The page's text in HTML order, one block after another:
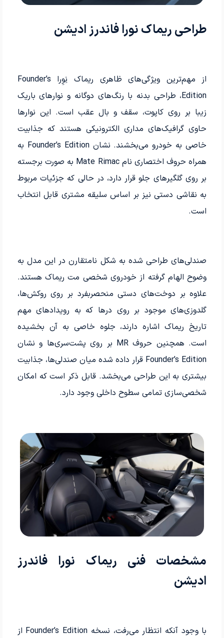
طراحی ریماک نورا فاندرز ادیشن
از مهم‌ترین ویژگی‌های ظاهری ریماک نِوِرا Founder’s
Edition، طراحی بدنه با رنگ‌های دوگانه و نوارهای باریک
زیبا بر روی کاپوت، سقف و بال عقب است. این نوارها
حاوی گرافیک‌های مداری الکترونیکی هستند که جذابیت
خاصی به خودرو می‌بخشند. نشان Founder’s Edition به
همراه حروف اختصاری نام Mate Rimac به صورت برجسته
بر روی گلگیرهای جلو قرار دارد، در حالی که جزئیات مربوط
به نقاشی دستی نیز بر اساس سلیقه مشتری قابل انتخاب
است.
صندلی‌های طراحی شده به شکل نامتقارن در این مدل به
وضوح الهام گرفته از خودروی شخصی مت ریماک هستند.
علاوه بر دوخت‌های دستی منحصربفرد بر روی روکش‌ها،
گلدوزی‌های موجود بر روی درها که به رویدادهای مهم
تاریخ ریماک اشاره دارند، جلوه خاصی به آن بخشیده
است. همچنین حروف MR بر روی پشت‌سری‌ها و نشان
Founder’s Edition قرار داده شده میان صندلی‌ها، جذابیت
بیشتری به این طراحی می‌بخشد. قابل ذکر است که امکان
شخصی‌سازی تمامی سطوح داخلی وجود دارد.
مشخصات فنی ریماک نورا فاندرز
ادیشن
با وجود آنکه انتظار می‌رفت، نسخه Founder’s Edition از